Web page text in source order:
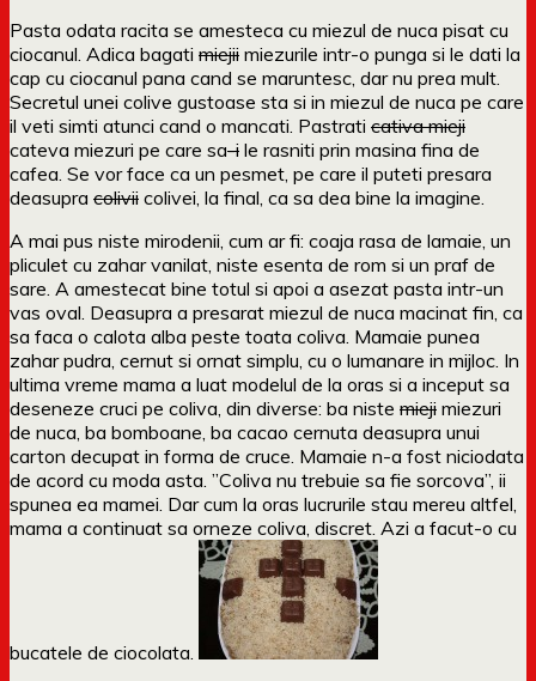
Pasta odata racita se amesteca cu miezul de nuca pisat cu
ciocanul. Adica bagati miejii miezurile intr-o punga si le dati la
cap cu ciocanul pana cand se maruntesc, dar nu prea mult.
Secretul unei colive gustoase sta si in miezul de nuca pe care
il veti simti atunci cand o mancati. Pastrati cativa mieji
cateva miezuri pe care sa-i le rasniti prin masina fina de
cafea. Se vor face ca un pesmet, pe care il puteti presara
deasupra colivii colivei, la final, ca sa dea bine la imagine.
A mai pus niste mirodenii, cum ar fi: coaja rasa de lamaie, un
pliculet cu zahar vanilat, niste esenta de rom si un praf de
sare. A amestecat bine totul si apoi a asezat pasta intr-un
vas oval. Deasupra a presarat miezul de nuca macinat fin, ca
sa faca o calota alba peste toata coliva. Mamaie punea
zahar pudra, cernut si ornat simplu, cu o lumanare in mijloc. In
ultima vreme mama a luat modelul de la oras si a inceput sa
deseneze cruci pe coliva, din diverse: ba niste mieji miezuri
de nuca, ba bomboane, ba cacao cernuta deasupra unui
carton decupat in forma de cruce. Mamaie n-a fost niciodata
de acord cu moda asta. ”Coliva nu trebuie sa fie sorcova”, ii
spunea ea mamei. Dar cum la oras lucrurile stau mereu altfel,
mama a continuat sa orneze coliva, discret. Azi a facut-o cu
bucatele de ciocolata.